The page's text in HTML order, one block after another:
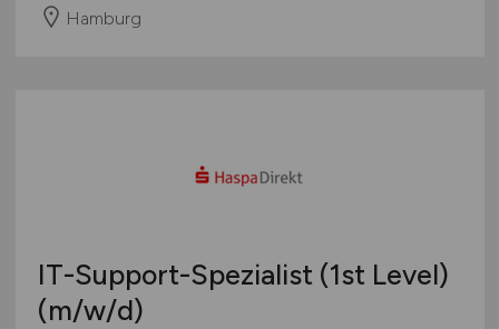
Hamburg
IT-Support-Spezialist (1st Level)
(m/w/d)